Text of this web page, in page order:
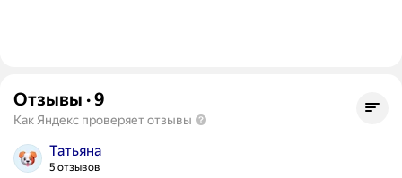
Отзывы ·9
Как Яндекс проверяет отзывы
Татьяна
5 отзывов